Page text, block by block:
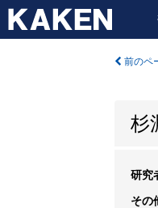
前のペ
杉
研究
その